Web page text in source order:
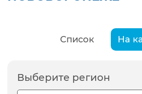
Список На
Выберите регион